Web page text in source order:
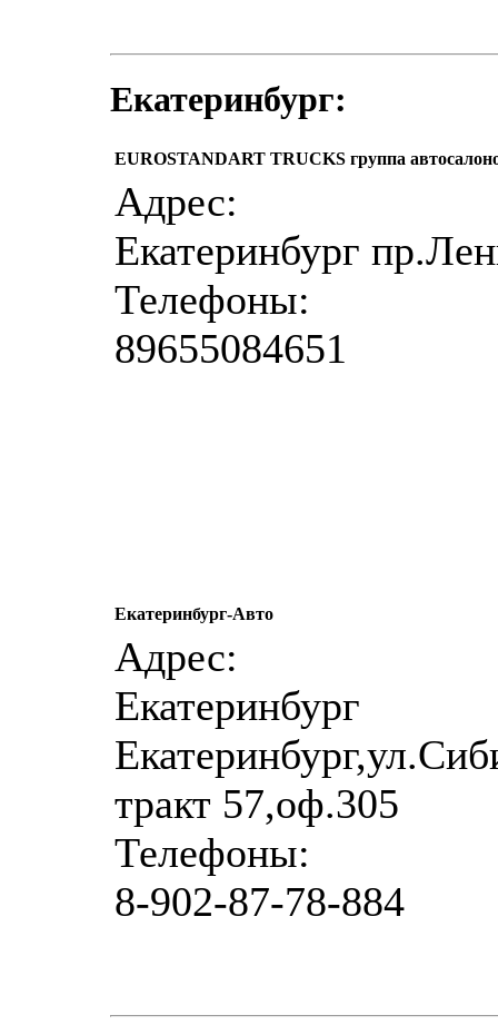
Екатеринбург:
EUROSTANDART TRUCKS группа
Адрес:
Екатеринбург
Телефоны:
89655084651
Екатеринбург-Авто
Адрес:
Екатеринбург
тракт 57,оф.305
Телефоны:
8-902-87-78-884